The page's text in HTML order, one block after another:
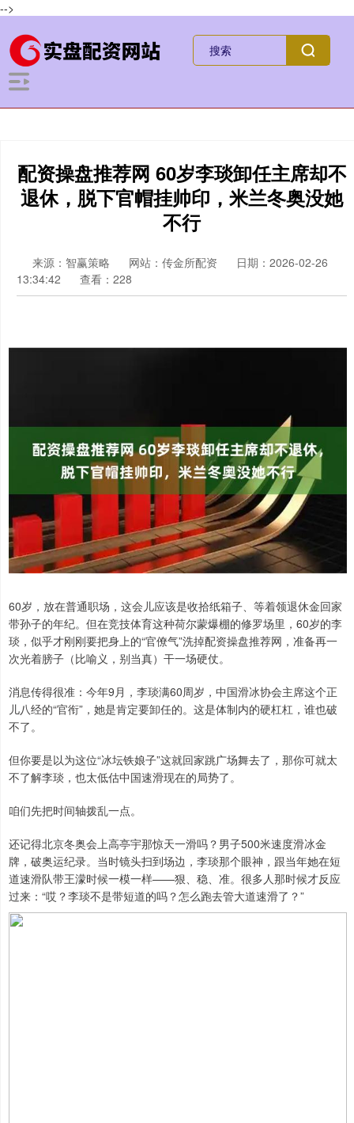
-->
配资操盘推荐网 60岁李琰卸任主席却不
退休，脱下官帽挂帅印，米兰冬奥没她
不行
来源：智赢策略 网站：传金所配资
日期：2026-02-26
13:34:42
查看：228
60岁，放在普通职场，这会儿应该是收拾纸箱子、等着领退休金回家
带孙子的年纪。但在竞技体育这种荷尔蒙爆棚的修罗场里，60岁的李
琰，似乎才刚刚要把身上的“官僚气”洗掉配资操盘推荐网，准备再一
次光着膀子（比喻义，别当真）干一场硬仗。
消息传得很准：今年9月，李琰满60周岁，中国滑冰协会主席这个正
儿八经的“官衔”，她是肯定要卸任的。这是体制内的硬杠杠，谁也破
不了。
但你要是以为这位“冰坛铁娘子”这就回家跳广场舞去了，那你可就太
不了解李琰，也太低估中国速滑现在的局势了。
咱们先把时间轴拨乱一点。
还记得北京冬奥会上高亭宇那惊天一滑吗？男子500米速度滑冰金
牌，破奥运纪录。当时镜头扫到场边，李琰那个眼神，跟当年她在短
道速滑队带王濛时候一模一样——狠、稳、准。很多人那时候才反应
过来：“哎？李琰不是带短道的吗？怎么跑去管大道速滑了？”